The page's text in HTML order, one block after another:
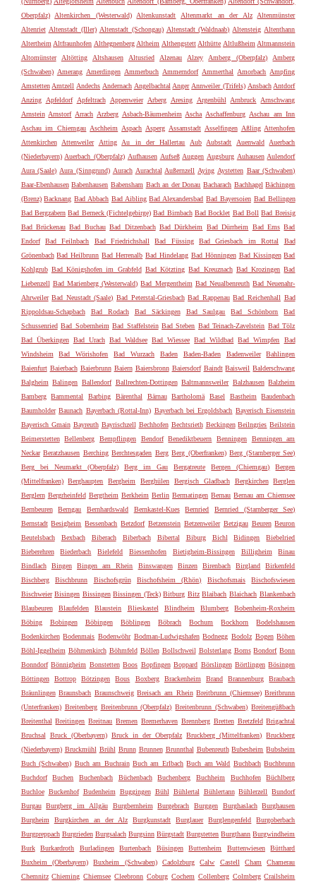
Oberpfalz)
Altenkirchen (Westerwald) Altenkunstadt Altenmarkt an der Alz
Altenmünster
Altenriet Altenstadt (Iller) Altenstadt (Schongau) Altenstadt (Waldnaab) Altensteig Altenthann
Altertheim Altfraunhofen Althegnenberg Altheim Althengstett Althütte Altlußheim Altmannstein
Altomünster
Altötting Altshausen Altusried Alzenau Alzey Amberg (Oberpfalz)
Amberg
(Schwaben) Amerang Amerdingen Ammerbuch Ammerndorf Ammerthal Amorbach Ampfing
Amstetten Amtzell Andechs Andernach Angelbachtal Anger Annweiler (Trifels) Ansbach Antdorf
Anzing
Apfeldorf Apfeltrach Appenweier Arberg Aresing Argenbühl Arnbruck
Arnschwang
Arnstein Arnstorf Arrach Arzberg Asbach-Bäumenheim Ascha Aschaffenburg Aschau am Inn
Aschau im Chiemgau Aschheim Aspach Asperg Assamstadt Asselfingen Aßling Attenhofen
Attenkirchen
Attenweiler Atting Au in der Hallertau Aub Aubstadt Auenwald
Auerbach
(Niederbayern) Auerbach (Oberpfalz) Aufhausen Aufseß Auggen Augsburg Auhausen Aulendorf
Aura (Saale) Aura (Sinngrund) Aurach Aurachtal Außernzell Aying Aystetten Baar (Schwaben)
Baar-Ebenhausen Babenhausen Babensham Bach an der Donau Bacharach Bachhagel Bächingen
(Brenz) Backnang Bad Abbach Bad Aibling Bad Alexandersbad Bad Bayersoien Bad Bellingen
Bad Bergzabern Bad Berneck (Fichtelgebirge) Bad Birnbach Bad Bocklet Bad Boll Bad Breisig
Bad Brückenau Bad Buchau Bad Ditzenbach Bad Dürkheim Bad Dürrheim Bad Ems Bad
Endorf
Bad Feilnbach Bad Friedrichshall Bad Füssing Bad Griesbach im Rottal
Bad
Grönenbach Bad Heilbrunn Bad Herrenalb Bad Hindelang Bad Hönningen Bad Kissingen Bad
Kohlgrub Bad Königshofen im Grabfeld Bad Kötzting Bad Kreuznach Bad Krozingen Bad
Liebenzell Bad Marienberg (Westerwald) Bad Mergentheim Bad Neualbenreuth Bad Neuenahr-
Ahrweiler Bad Neustadt (Saale) Bad Peterstal-Griesbach Bad Rappenau Bad Reichenhall Bad
Rippoldsau-Schapbach
Bad Rodach Bad Säckingen Bad Saulgau Bad Schönborn
Bad
Schussenried Bad Sobernheim Bad Staffelstein Bad Steben Bad Teinach-Zavelstein Bad Tölz
Bad Überkingen Bad Urach Bad Waldsee Bad Wiessee Bad Wildbad Bad Wimpfen
Bad
Windsheim
Bad Wörishofen Bad Wurzach Baden Baden-Baden Badenweiler
Bahlingen
Baienfurt Baierbach Baierbrunn Baiern Baiersbronn Baiersdorf Baindt Baisweil Balderschwang
Balgheim Balingen Ballendorf Ballrechten-Dottingen Baltmannsweiler Balzhausen Balzheim
Bamberg
Bammental Barbing Bärenthal Bärnau Bartholomä Basel Bastheim
Baudenbach
Baumholder Baunach Bayerbach (Rottal-Inn) Bayerbach bei Ergoldsbach Bayerisch Eisenstein
Bayerisch Gmain Bayreuth Bayrischzell Bechhofen Bechtsrieth Beckingen Beilngries Beilstein
Beimerstetten
Bellenberg Bempflingen Bendorf Benediktbeuern Benningen
Benningen am
Neckar Beratzhausen Berching Berchtesgaden Berg Berg (Oberfranken) Berg (Starnberger See)
Berg bei Neumarkt (Oberpfalz)
Berg im Gau Bergatreute Bergen (Chiemgau)
Bergen
(Mittelfranken)
Berghaupten Bergheim Berghülen Bergisch Gladbach Bergkirchen
Berglen
Berglern Bergrheinfeld Bergtheim Berkheim Berlin Bermatingen Bernau Bernau am Chiemsee
Bernbeuren
Berngau Bernhardswald Bernkastel-Kues Bernried
Bernried (Starnberger See)
Bernstadt Besigheim Bessenbach Betzdorf Betzenstein Betzenweiler Betzigau Beuren Beuron
Beutelsbach
Bexbach Biberach Biberbach Bibertal Biburg Bichl Bidingen
Biebelried
Bieberehren
Biederbach Bielefeld Biessenhofen Bietigheim-Bissingen Billigheim
Binau
Bindlach
Bingen Bingen am Rhein Binswangen Binzen Birenbach Birgland
Birkenfeld
Bischberg
Bischbrunn Bischofsgrün Bischofsheim (Rhön) Bischofsmais
Bischofswiesen
Bischweier Bisingen Bissingen Bissingen (Teck) Bitburg Bitz Blaibach Blaichach Blankenbach
Blaubeuren
Blaufelden Blaustein Blieskastel Blindheim Blumberg
Bobenheim-Roxheim
Böbing
Bobingen Böbingen Böblingen Böbrach Bochum Bockhorn
Bodelshausen
Bodenkirchen Bodenmais Bodenwöhr Bodman-Ludwigshafen Bodnegg Bodolz Bogen Böhen
Böhl-Iggelheim Böhmenkirch Böhmfeld Böllen Bollschweil Bolsterlang Boms Bondorf Bonn
Bonndorf Bönnigheim Bonstetten Boos Bopfingen Boppard Börslingen Börtlingen Bösingen
Böttingen
Bottrop Bötzingen Bous Boxberg Brackenheim Brand Brannenburg
Braubach
Bräunlingen Braunsbach Braunschweig Breisach am Rhein Breitbrunn (Chiemsee) Breitbrunn
(Unterfranken) Breitenberg Breitenbrunn (Oberpfalz) Breitenbrunn (Schwaben) Breitengüßbach
Breitenthal Breitingen Breitnau Bremen Bremerhaven Brennberg Bretten Bretzfeld Brigachtal
Bruchsal
Bruck (Oberbayern) Bruck in der Oberpfalz Bruckberg (Mittelfranken) Bruckberg
(Niederbayern) Bruckmühl Brühl Brunn Brunnen Brunnthal Bubenreuth Bubesheim Bubsheim
Buch (Schwaben) Buch am Buchrain Buch am Erlbach Buch am Wald Buchbach Buchbrunn
Buchdorf
Buchen Buchenbach Büchenbach Buchenberg Buchheim Buchhofen
Büchlberg
Buchloe Buckenhof Budenheim Buggingen Bühl Bühlertal Bühlertann Bühlerzell
Bundorf
Burgau
Burgberg im Allgäu Burgbernheim Burgebrach Burggen Burghaslach
Burghausen
Burgheim
Burgkirchen an der Alz Burgkunstadt Burglauer Burglengenfeld
Burgoberbach
Burgpreppach Burgrieden Burgsalach Burgsinn Bürgstadt Burgstetten Burgthann Burgwindheim
Burk
Burkardroth Burladingen Burtenbach Büsingen Buttenheim Buttenwiesen
Bütthard
Buxheim (Oberbayern)
Buxheim (Schwaben) Cadolzburg Calw Castell Cham
Chamerau
Chemnitz Chieming Chiemsee Cleebronn Coburg Cochem Collenberg Colmberg Crailsheim